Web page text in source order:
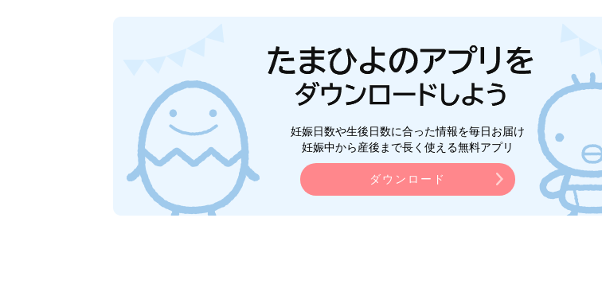
妊娠日数や生後日数に合った情報を毎日お届け
妊娠中から産後まで長く使える無料アプリ
ダウンロード